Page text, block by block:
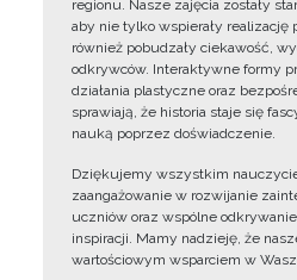
regionu. Nasze zajęcia zostały
aby nie tylko wspierały realizację
również pobudzały ciekawość,
odkrywców. Interaktywne formy
działania plastyczne oraz
sprawiają, że historia staje się
nauką poprzez doświadczenie.
Dziękujemy wszystkim
zaangażowanie w rozwijanie
uczniów oraz wspólne
inspiracji. Mamy nadzieję, że
wartościowym wsparciem w